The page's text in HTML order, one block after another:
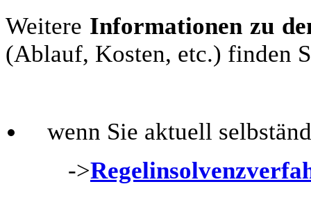
Weitere Informationen zu
(Ablauf, Kosten, etc.) finden
wenn Sie aktuell
->